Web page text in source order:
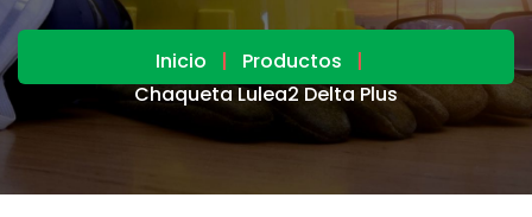
Inicio
Productos
Chaqueta Lulea2 Delta Plus